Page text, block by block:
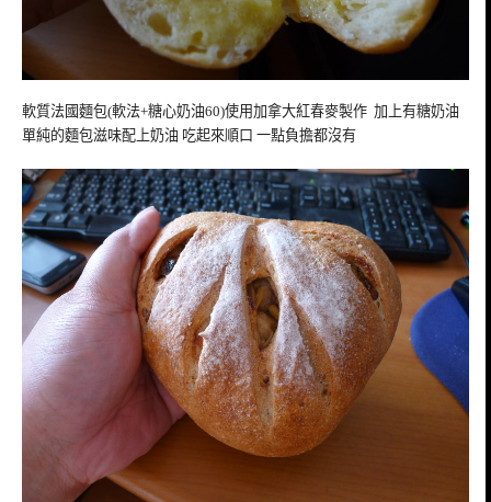
軟質法國麵包(軟法+糖心奶油60)使用加拿大紅春麥製作 加上有糖奶油
單純的麵包滋味配上奶油 吃起來順口 一點負擔都沒有